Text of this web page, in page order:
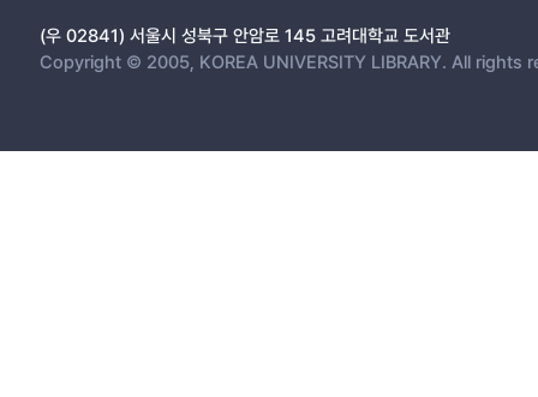
(우 02841) 서울시 성북구 안암로 145 고려대학교 도서관
Copyright © 2005, KOREA UNIVERSITY LIBRARY. All rights